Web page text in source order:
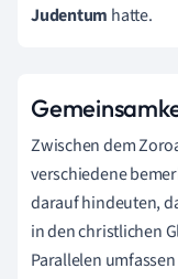
Judentum hatte.
Zwischen dem
verschiedene
darauf hindeuten,
in den christlichen
Parallelen